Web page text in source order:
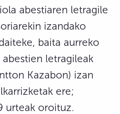
abestiaren letragile
izandako
baita aurreko
letragileak
Kazabon) izan
ere;
urteak oroituz.